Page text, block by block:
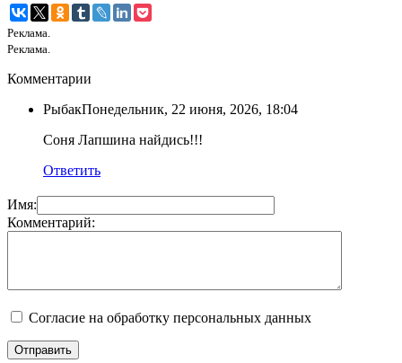
Реклама.
Реклама.
Комментарии
РыбакПонедельник, 22 июня, 2026, 18:04
Соня Лапшина найдись!!!
Ответить
Имя:
Комментарий:
Согласие на обработку персональных данных